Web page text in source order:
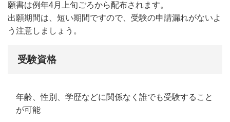
願書は例年4月上旬ごろから配布されます。
出願期間は、短い期間ですので、 受験の申請漏れがないよ
う注意しましょう。
受験資格
年齢、性別、学歴などに関係なく誰でも受験すること
が可能